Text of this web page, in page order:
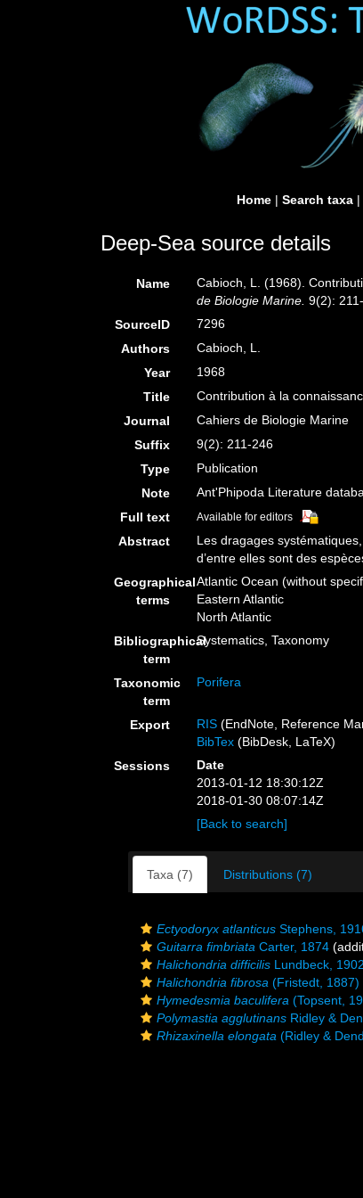
Home | Search taxa |
Deep-Sea source details
Name Cabioch, L. (1968).
de Biologie Marine. 9(2):
SourceID
7296
Authors
Cabioch, L.
Year
1968
Title
Contribution à la
Journal
Cahiers de Biologie Marine
Suffix
9(2): 211-246
Type
Publication
Note
Ant'Phipoda Literature
Full text
Available for editors
Abstract
Les dragages
d’entre elles sont des
Geographical
terms
Atlantic Ocean (without
Eastern Atlantic
North Atlantic
Bibliographical
term
Systematics, Taxonomy
Taxonomic
term
Porifera
Export RIS (EndNote, Reference
BibTex (BibDesk, LaTeX)
Sessions
Date
2013-01-12 18:30:12Z
2018-01-30 08:07:14Z
[Back to search]
Taxa (7) Distributions (7)
Ectyodoryx atlanticus Stephens,
Guitarra fimbriata Carter, 1874
Halichondria difficilis Lundbeck, 1902
Halichondria fibrosa (Fristedt, 1887)
Hymedesmia baculifera (Topsent,
Polymastia agglutinans Ridley &
Rhizaxinella elongata (Ridley &